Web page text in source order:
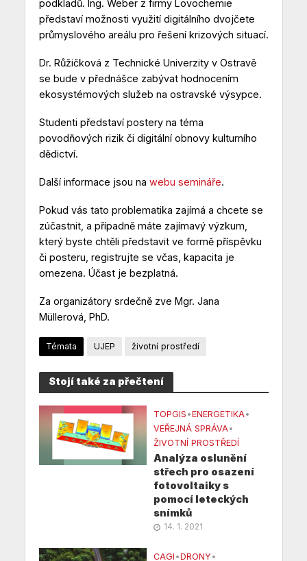
podkladů. Ing. Weber z firmy Lovochemie
představí možnosti využití digitálního dvojčete
průmyslového areálu pro řešení krizových situací.
Dr. Růžičková z Technické Univerzity v Ostravě
se bude v přednášce zabývat hodnocením
ekosystémových služeb na ostravské výsypce.
Studenti představí postery na téma
povodňových rizik či digitální obnovy kulturního
dědictví.
Další informace jsou na webu semináře.
Pokud vás tato problematika zajímá a chcete se
zúčastnit, a případně máte zajímavý výzkum,
který byste chtěli představit ve formě příspěvku
či posteru, registrujte se včas, kapacita je
omezena. Účast je bezplatná.
Za organizátory srdečně zve Mgr. Jana
Müllerová, PhD.
Témata UJEP životní prostředí
Stojí také za přečtení
TOPGIS •ENERGETIKA•
VEŘEJNÁ SPRÁVA•
ŽIVOTNÍ PROSTŘEDÍ
Analýza oslunění
střech pro osazení
fotovoltaiky s
pomocí leteckých
snímků
14. 1. 2021
CAGI •DRONY •